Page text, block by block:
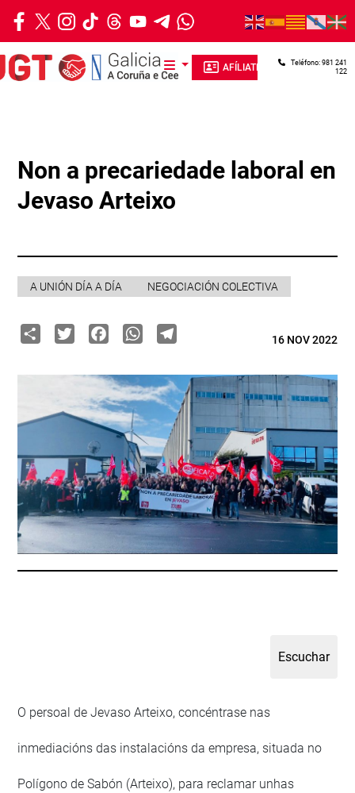
Ir o contido principal
AFÍLIATE
Teléfono: 981 241
122
Non a precariedade laboral en
Jevaso Arteixo
A UNIÓN DÍA A DÍA NEGOCIACIÓN COLECTIVA
ShareTwitterFacebook
WhatsApp
Telegram16 NOV 2022
O persoal de Jevaso Arteixo, concéntrase nas
inmediacións das instalacións da empresa, situada no
Polígono de Sabón (Arteixo), para reclamar unhas